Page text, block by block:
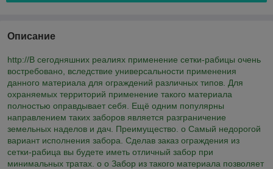
Описание
http://В сегодняшних реалиях применение сетки-рабицы очень
востребовано, вследствие универсальности применения
данного материала для ограждений различных типов. Для
охраняемых территорий применение такого материала
полностью оправдывает себя. Ещё одним популярны
направлением таких заборов является разграничение
земельных наделов и дач. Преимущество. o Самый недорогой
вариант исполнения забора. Сделав заказ ограждения из
сетки-рабица вы будете иметь отличный забор при
минимальных тратах. o o Забор из такого материала позволяет